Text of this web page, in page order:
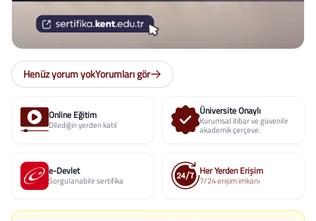
Henüz yorum yokYorumları gör
Online Eğitim
Dilediğin yerden katıl
Üniversite Onaylı
Kurumsal itibar ve güvenilir
akademik çerçeve.
e-Devlet
Sorgulanabilir sertifika
Her Yerden Erişim
7/24 erişim imkanı